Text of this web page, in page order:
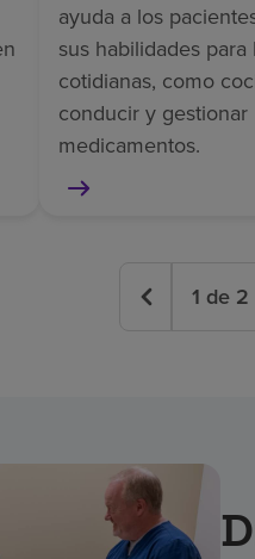
ayuda a los
sus habilidades para
cotidianas, como
conducir y gestionar
medicamentos.
1 de 2